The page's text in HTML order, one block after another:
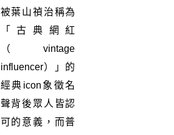
被葉山禎治稱為
「古典網紅
（vintage
influencer）」的
經典icon象徵名
聲背後眾人皆認
可的意義，而普